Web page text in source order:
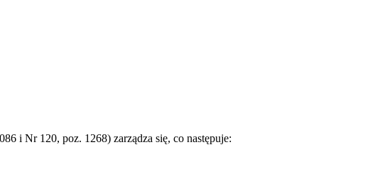
i Nr 120, poz. 1268) zarządza się, co następuje: